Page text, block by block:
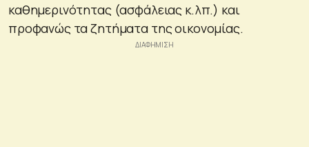
καθημερινότητας (ασφάλειας κ.λπ.) και
προφανώς τα ζητήματα της οικονομίας.